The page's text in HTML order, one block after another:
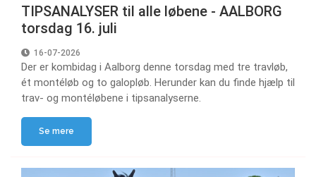
TIPSANALYSER til alle løbene - AALBORG
torsdag 16. juli
16-07-2026
Der er kombidag i Aalborg denne torsdag med tre travløb,
ét montéløb og to galopløb. Herunder kan du finde hjælp til
trav- og montéløbene i tipsanalyserne.
Se mere